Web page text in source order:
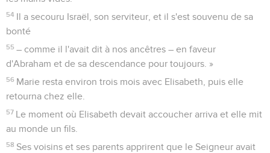
54 Il a secouru Israël, son serviteur, et il s'est souvenu de sa
bonté
55 – comme il l'avait dit à nos ancêtres – en faveur
d'Abraham et de sa descendance pour toujours. »
56 Marie resta environ trois mois avec Elisabeth, puis elle
retourna chez elle.
57 Le moment où Elisabeth devait accoucher arriva et elle mit
au monde un fils.
58 Ses voisins et ses parents apprirent que le Seigneur avait